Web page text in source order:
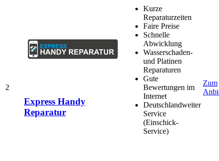
2
Express Handy
Reparatur
Kurze
Reparaturzeiten
Faire Preise
Schnelle
Abwicklung
Wasserschaden-
und Platinen
Reparaturen
Gute
Bewertungen im
Internet
Deutschlandweiter
Service
(Einschick-
Service)
Zum